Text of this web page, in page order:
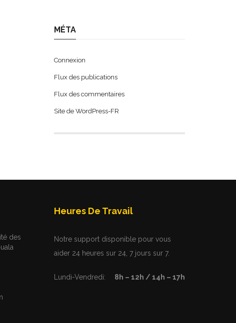
MÉTA
Connexion
Flux des publications
Flux des commentaires
Site de WordPress-FR
des
Heures De Travail
Notre support disponible pour vous
aider 24 heures sur 24, 7 jours sur 7.
Lundi-Vendredi: 8h – 12h / 14h – 17h